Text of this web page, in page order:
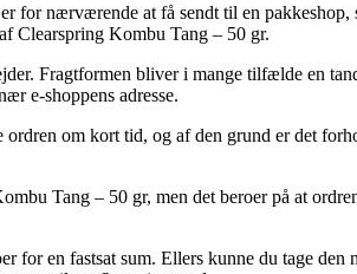
nærværende at få sendt til en pakkeshop,
Clearspring Kombu Tang – 50 gr.
Fragtformen bliver i mange tilfælde en
e-shoppens adresse.
om kort tid, og af den grund er det
Tang – 50 gr, men det beroer på at
en fastsat sum. Ellers kunne du tage